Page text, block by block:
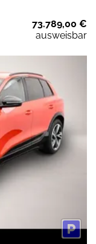
73.789,00 €
ausweisbar